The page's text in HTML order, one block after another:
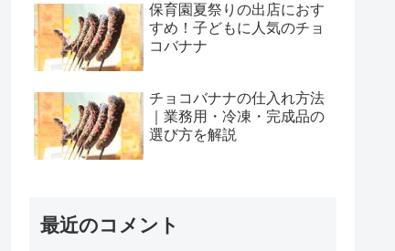
保育園夏祭りの出店におす
すめ！子どもに人気のチョ
コバナナ
チョコバナナの仕入れ方法
｜業務用・冷凍・完成品の
選び方を解説
最近のコメント